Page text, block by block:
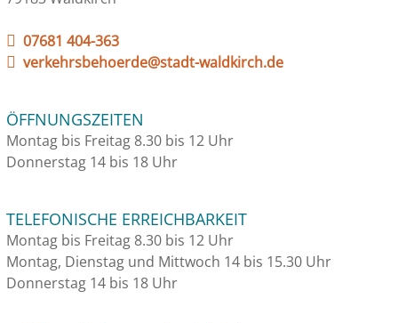
07681 404-363
verkehrsbehoerde@stadt-waldkirch.de
ÖFFNUNGSZEITEN
Montag bis Freitag 8.30 bis 12 Uhr
Donnerstag 14 bis 18 Uhr
TELEFONISCHE ERREICHBARKEIT
Montag bis Freitag 8.30 bis 12 Uhr
Montag, Dienstag und Mittwoch 14 bis 15.30 Uhr
Donnerstag 14 bis 18 Uhr